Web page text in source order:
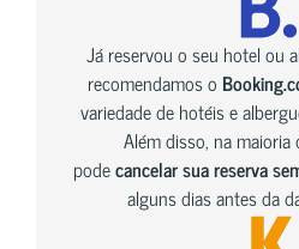
Já reservou o seu hotel ou
recomendamos o
variedade de hotéis e
Além disso, na
podecancelar sua reserva
alguns dias antes da